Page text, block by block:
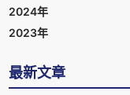
2024年
2023年
最新文章